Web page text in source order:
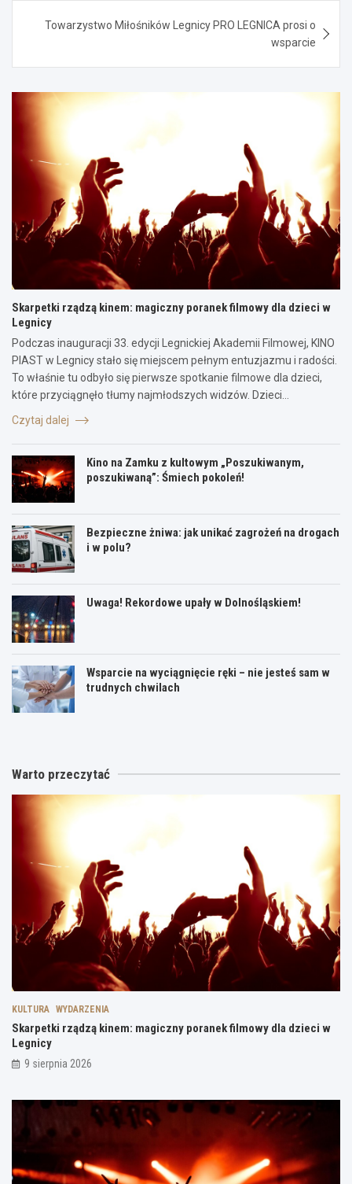
Towarzystwo Miłośników Legnicy PRO LEGNICA prosi o
wsparcie
Skarpetki rządzą kinem: magiczny poranek filmowy dla dzieci w
Legnicy
Podczas inauguracji 33. edycji Legnickiej Akademii Filmowej, KINO
PIAST w Legnicy stało się miejscem pełnym entuzjazmu i radości.
To właśnie tu odbyło się pierwsze spotkanie filmowe dla dzieci,
które przyciągnęło tłumy najmłodszych widzów. Dzieci…
Czytaj dalej
Kino na Zamku z kultowym „Poszukiwanym,
poszukiwaną”: Śmiech pokoleń!
Bezpieczne żniwa: jak unikać zagrożeń na drogach
i w polu?
Uwaga! Rekordowe upały w Dolnośląskiem!
Wsparcie na wyciągnięcie ręki – nie jesteś sam w
trudnych chwilach
Warto przeczytać
KULTURA WYDARZENIA
Skarpetki rządzą kinem: magiczny poranek filmowy dla dzieci w
Legnicy
9 sierpnia 2026